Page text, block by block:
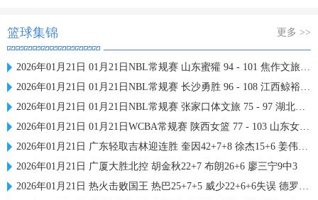
篮球集锦 更多 >>
2026年01月21日 01月21日NBL常规赛 山东蜜獾 94 - 101 焦作文旅 全场集锦
2026年01月21日 01月21日NBL常规赛 长沙勇胜 96 - 108 江西鲸裕清酒 全场集锦
2026年01月21日 01月21日NBL常规赛 张家口体文旅 75 - 97 湖北文旅 全场集锦
2026年01月21日 01月21日WCBA常规赛 陕西女篮 77 - 103 山东女篮 全场集锦
2026年01月21日 广东轻取吉林迎连胜 奎因42+7+8 徐杰15+6 姜伟泽27分
2026年01月21日 广厦大胜北控 胡金秋22+7 布朗26+6 廖三宁9中3
2026年01月21日 热火击败国王 热巴25+7+5 威少22+6+6失误 德罗赞两度引冲突